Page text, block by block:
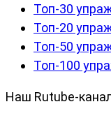
Топ-30
Топ-20
Топ-50
Топ-100
Наш Rutube-